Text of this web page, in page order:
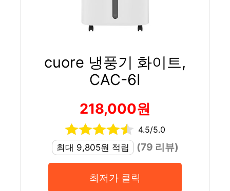
cuore 냉풍기 화이트,
CAC-6I
218,000원
4.5/5.0
최대 9,805원 적립
(79 리뷰)
최저가 클릭